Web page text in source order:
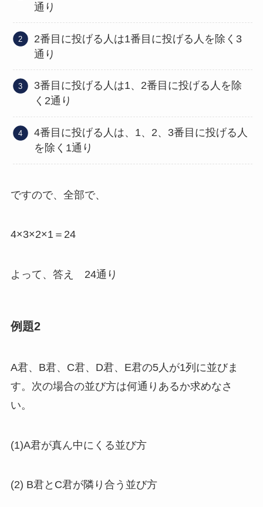
通り
2番目に投げる人は1番目に投げる人を除く3
通り
3番目に投げる人は1、2番目に投げる人を除
く2通り
4番目に投げる人は、1、2、3番目に投げる人
を除く1通り
ですので、全部で、
4×3×2×1＝24
よって、答え 24通り
例題2
A君、B君、C君、D君、E君の5人が1列に並びま
す。次の場合の並び方は何通りあるか求めなさ
い。
(1)A君が真ん中にくる並び方
(2) B君とC君が隣り合う並び方